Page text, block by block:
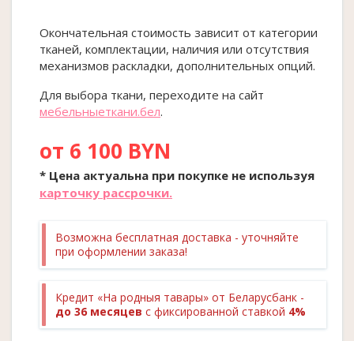
Окончательная стоимость зависит от категории
тканей, комплектации, наличия или отсутствия
механизмов раскладки, дополнительных опций.
Для выбора ткани, переходите на сайт
мебельныеткани.бел.
от 6 100 BYN
* Цена актуальна при покупке не используя
карточку рассрочки.
Возможна бесплатная доставка - уточняйте
при оформлении заказа!
Кредит «На родныя тавары» от Беларусбанк -
до 36 месяцев с фиксированной ставкой 4%